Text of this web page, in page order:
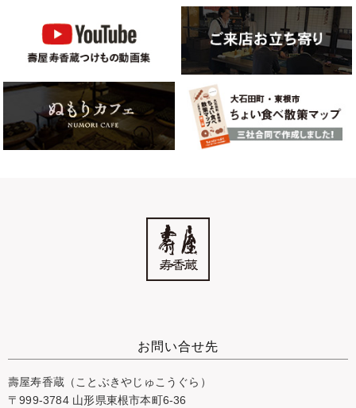
お問い合せ先
壽屋寿香蔵（ことぶきやじゅこうぐら）
〒999-3784 山形県東根市本町6-36